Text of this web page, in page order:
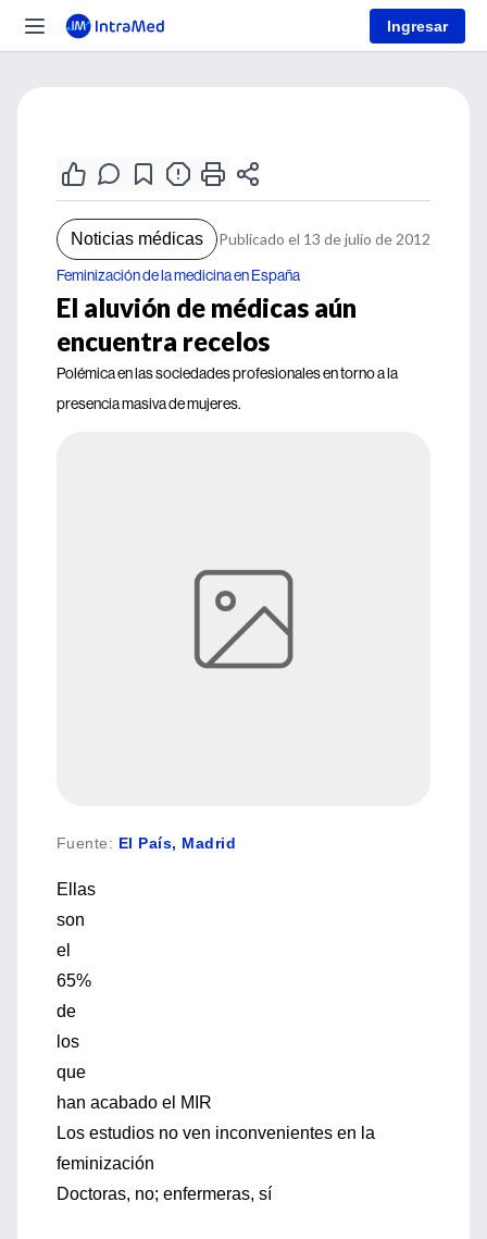
Ingresar
Noticias médicas Publicado el 13 de julio de 2012
Feminización de la medicina en España
El aluvión de médicas aún
encuentra recelos
Polémica en las sociedades profesionales en torno a la
presencia masiva de mujeres.
Fuente: El País, Madrid
Ellas
son
el
65%
de
los
que
han acabado el MIR
Los estudios no ven inconvenientes en la
feminización
Doctoras, no; enfermeras, sí